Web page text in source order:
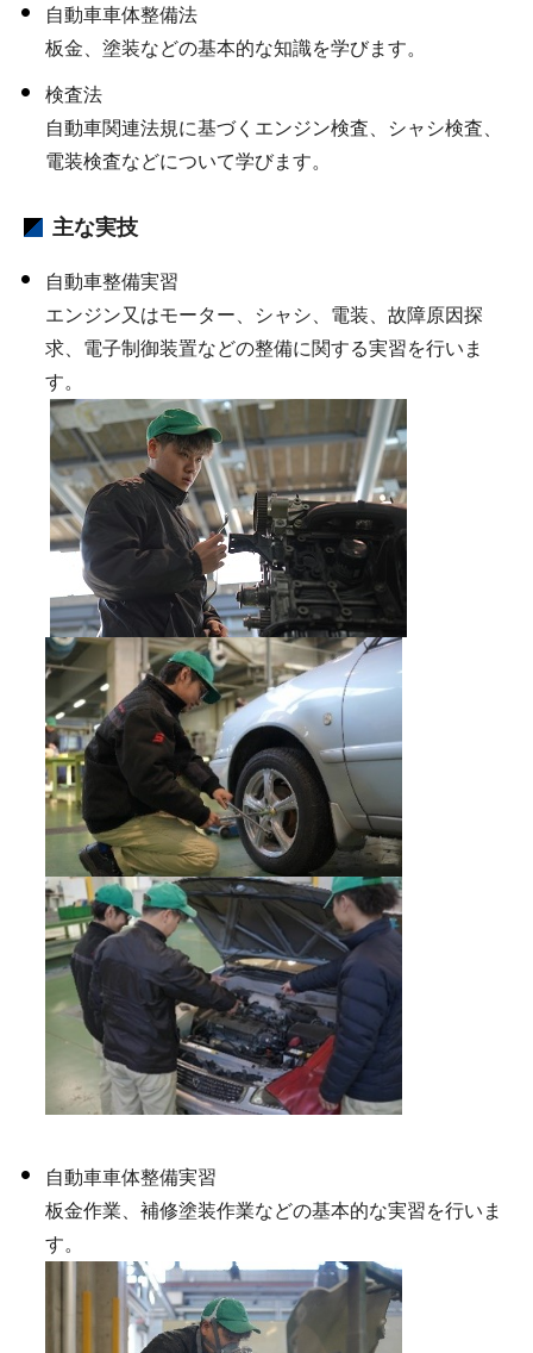
自動車車体整備法
板金、塗装などの基本的な知識を学びます。
検査法
自動車関連法規に基づくエンジン検査、シャシ検査、
電装検査などについて学びます。
主な実技
自動車整備実習
エンジン又はモーター、シャシ、電装、故障原因探
求、電子制御装置などの整備に関する実習を行いま
す。
自動車車体整備実習
板金作業、補修塗装作業などの基本的な実習を行いま
す。